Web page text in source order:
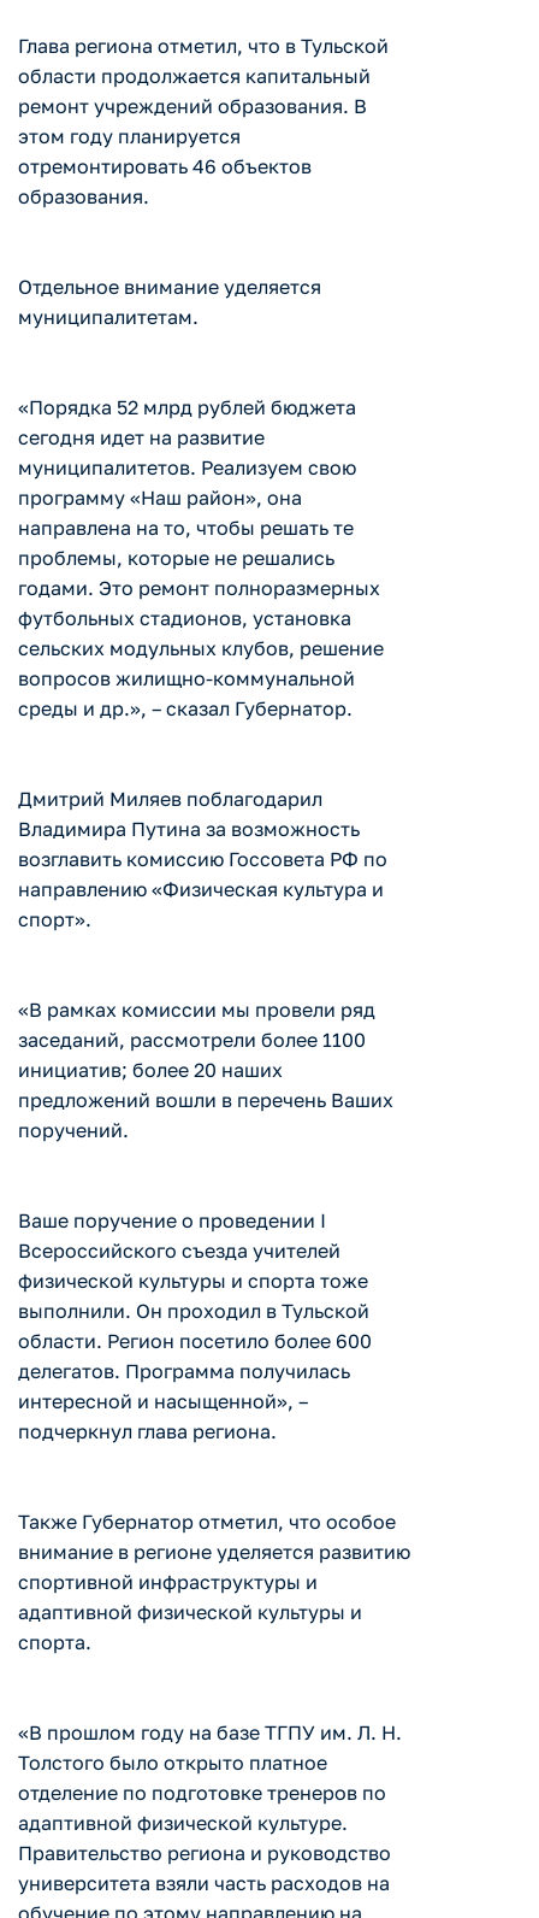
Глава региона отметил, что в Тульской
области продолжается капитальный
ремонт учреждений образования. В
этом году планируется
отремонтировать 46 объектов
образования.
Отдельное внимание уделяется
муниципалитетам.
«Порядка 52 млрд рублей бюджета
сегодня идет на развитие
муниципалитетов. Реализуем свою
программу «Наш район», она
направлена на то, чтобы решать те
проблемы, которые не решались
годами. Это ремонт полноразмерных
футбольных стадионов, установка
сельских модульных клубов, решение
вопросов жилищно-коммунальной
среды и др.», – сказал Губернатор.
Дмитрий Миляев поблагодарил
Владимира Путина за возможность
возглавить комиссию Госсовета РФ по
направлению «Физическая культура и
спорт».
«В рамках комиссии мы провели ряд
заседаний, рассмотрели более 1100
инициатив; более 20 наших
предложений вошли в перечень Ваших
поручений.
Ваше поручение о проведении I
Всероссийского съезда учителей
физической культуры и спорта тоже
выполнили. Он проходил в Тульской
области. Регион посетило более 600
делегатов. Программа получилась
интересной и насыщенной», –
подчеркнул глава региона.
Также Губернатор отметил, что особое
внимание в регионе уделяется развитию
спортивной инфраструктуры и
адаптивной физической культуры и
спорта.
«В прошлом году на базе ТГПУ им. Л. Н.
Толстого было открыто платное
отделение по подготовке тренеров по
адаптивной физической культуре.
Правительство региона и руководство
университета взяли часть расходов на